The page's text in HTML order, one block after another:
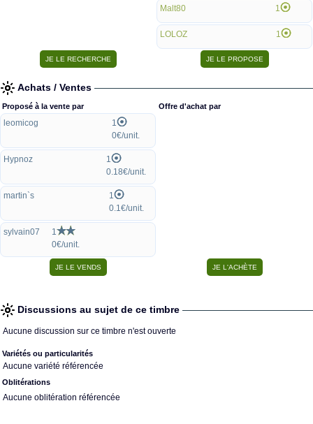
Malt80 1
LOLOZ 1
Achats / Ventes
Proposé à la vente par
leomicog
1
0€/unit.
Hypnoz
1
0.18€/unit.
martin`s
1
0.1€/unit.
sylvain07
1
0€/unit.
Offre d'achat par
Discussions au sujet de ce timbre
Aucune discussion sur ce timbre n'est ouverte
Variétés ou particularités
Aucune variété référencée
Oblitérations
Aucune oblitération référencée